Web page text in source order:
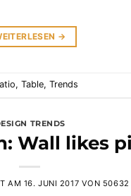
→
, Table, Trends
TRENDS
Wall likes
AM 16. JUNI 2017 VON 50632